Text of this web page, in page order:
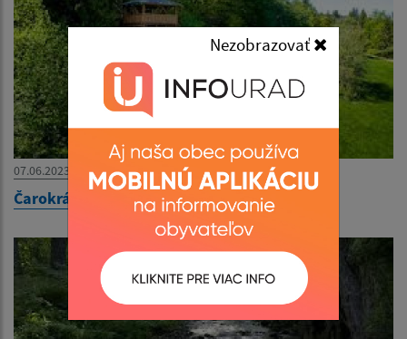
Nezobrazovať
07.06.2023
Čarokrásna príroda